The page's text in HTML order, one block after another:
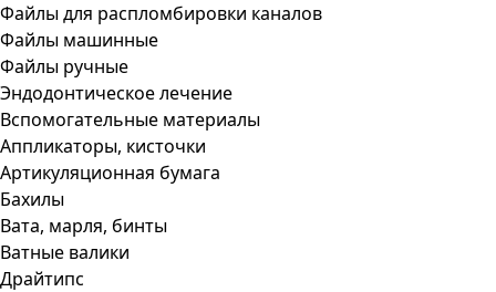
Файлы для распломбировки каналов
Файлы машинные
Файлы ручные
Эндодонтическое лечение
Вспомогательные материалы
Аппликаторы, кисточки
Артикуляционная бумага
Бахилы
Вата, марля, бинты
Ватные валики
Драйтипс